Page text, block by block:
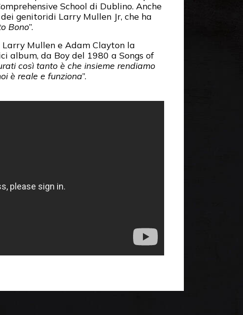
School di Dublino. Anche
genitoridi Larry Mullen Jr, che ha
Bono”.
Larry Mullen e Adam Clayton la
album, da Boy del 1980 a Songs of
così tanto è che insieme rendiamo
è reale e funziona”.